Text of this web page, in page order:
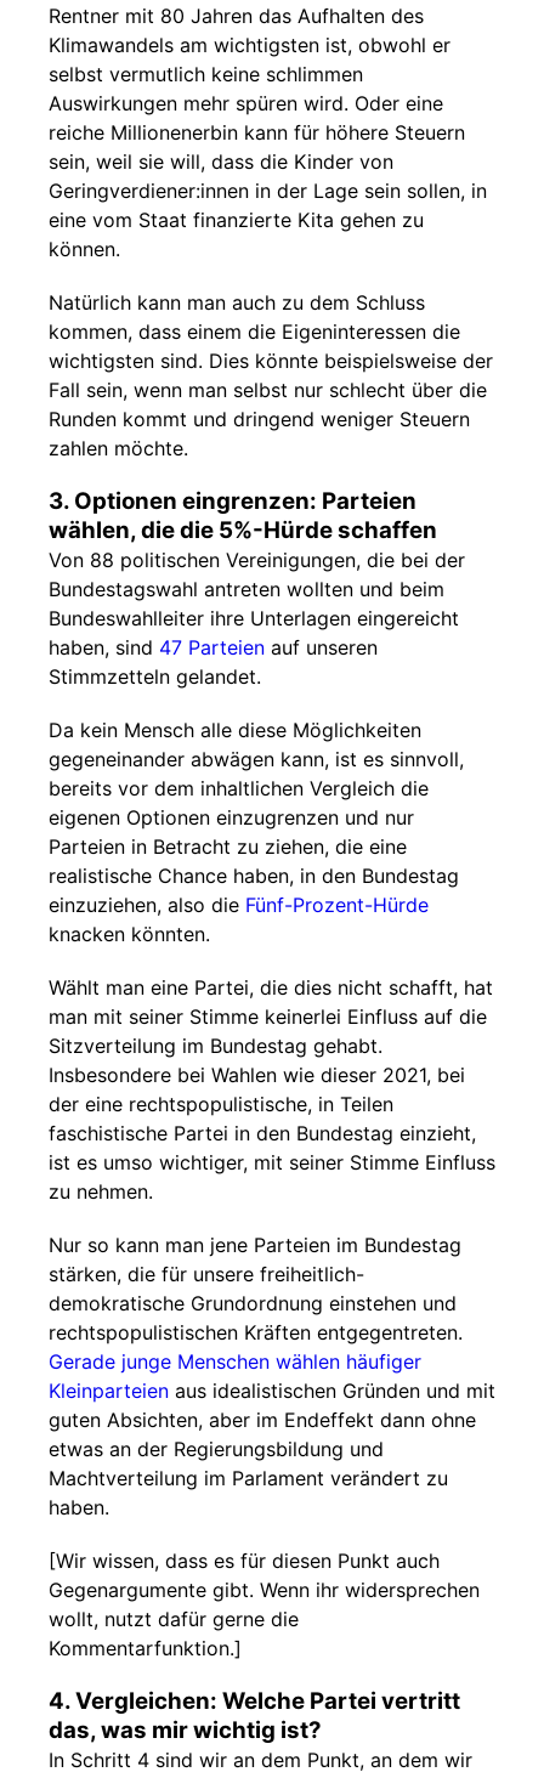
Rentner mit 80 Jahren das Aufhalten des
Klimawandels am wichtigsten ist, obwohl er
selbst vermutlich keine schlimmen
Auswirkungen mehr spüren wird. Oder eine
reiche Millionenerbin kann für höhere Steuern
sein, weil sie will, dass die Kinder von
Geringverdiener:innen in der Lage sein sollen, in
eine vom Staat finanzierte Kita gehen zu
können.
Natürlich kann man auch zu dem Schluss
kommen, dass einem die Eigeninteressen die
wichtigsten sind. Dies könnte beispielsweise der
Fall sein, wenn man selbst nur schlecht über die
Runden kommt und dringend weniger Steuern
zahlen möchte.
3. Optionen eingrenzen: Parteien
wählen, die die 5%-Hürde schaffen
Von 88 politischen Vereinigungen, die bei der
Bundestagswahl antreten wollten und beim
Bundeswahlleiter ihre Unterlagen eingereicht
haben, sind 47 Parteien auf unseren
Stimmzetteln gelandet.
Da kein Mensch alle diese Möglichkeiten
gegeneinander abwägen kann, ist es sinnvoll,
bereits vor dem inhaltlichen Vergleich die
eigenen Optionen einzugrenzen und nur
Parteien in Betracht zu ziehen, die eine
realistische Chance haben, in den Bundestag
einzuziehen, also die Fünf-Prozent-Hürde
knacken könnten.
Wählt man eine Partei, die dies nicht schafft, hat
man mit seiner Stimme keinerlei Einfluss auf die
Sitzverteilung im Bundestag gehabt.
Insbesondere bei Wahlen wie dieser 2021, bei
der eine rechtspopulistische, in Teilen
faschistische Partei in den Bundestag einzieht,
ist es umso wichtiger, mit seiner Stimme Einfluss
zu nehmen.
Nur so kann man jene Parteien im Bundestag
stärken, die für unsere freiheitlich-
demokratische Grundordnung einstehen und
rechtspopulistischen Kräften entgegentreten.
Gerade junge Menschen wählen häufiger
Kleinparteien aus idealistischen Gründen und mit
guten Absichten, aber im Endeffekt dann ohne
etwas an der Regierungsbildung und
Machtverteilung im Parlament verändert zu
haben.
[Wir wissen, dass es für diesen Punkt auch
Gegenargumente gibt. Wenn ihr widersprechen
wollt, nutzt dafür gerne die
Kommentarfunktion.]
4. Vergleichen: Welche Partei vertritt
das, was mir wichtig ist?
In Schritt 4 sind wir an dem Punkt, an dem wir